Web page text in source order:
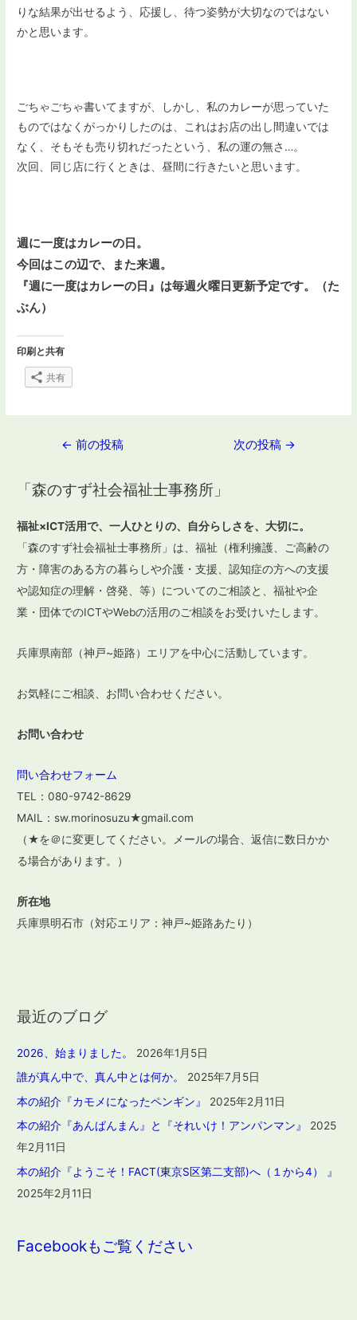
りな結果が出せるよう、応援し、待つ姿勢が大切なのではない
かと思います。
ごちゃごちゃ書いてますが、しかし、私のカレーが思っていた
ものではなくがっかりしたのは、これはお店の出し間違いでは
なく、そもそも売り切れだったという、私の運の無さ…。
次回、同じ店に行くときは、昼間に行きたいと思います。
週に一度はカレーの日。
今回はこの辺で、
また来週。
『週に一度はカレーの日』は毎週火曜日更新予定です。
（た
ぶん）
印刷と共有
共有
ナ
ビ
ゲ
ー
シ
ョ
ン
← 前の投稿 次の投稿 →
「森のすず社会福祉士事務所」
福祉×ICT活用で、一人ひとりの、自分らしさを、大切に。
「森のすず社会福祉士事務所」は、福祉（権利擁護、ご高齢の
方・障害のある方の暮らしや介護・支援、認知症の方への支援
や認知症の理解・啓発、等）についてのご相談と、福祉や企
業・団体でのICTやWebの活用のご相談をお受けいたします。
兵庫県南部（神戸~姫路）エリアを中心に活動しています。
お気軽にご相談、お問い合わせください。
お問い合わせ
問い合わせフォーム
TEL：080-9742-8629
MAIL：sw.morinosuzu★gmail.com
（★を＠に変更してください。メールの場合、返信に数日かか
る場合があります。）
所在地
兵庫県明石市（対応エリア：神戸~姫路あたり）
最近のブログ
2026、始まりました。
2026年1月5日
誰が真ん中で、真ん中とは何か。
2025年7月5日
本の紹介『カモメになったペンギン』
2025年2月11日
本の紹介『あんぱんまん』と『それいけ！アンパンマン』
2025
年2月11日
本の紹介『ようこそ！FACT(東京S区第二支部)へ（１から4） 』
2025年2月11日
Facebookもご覧ください